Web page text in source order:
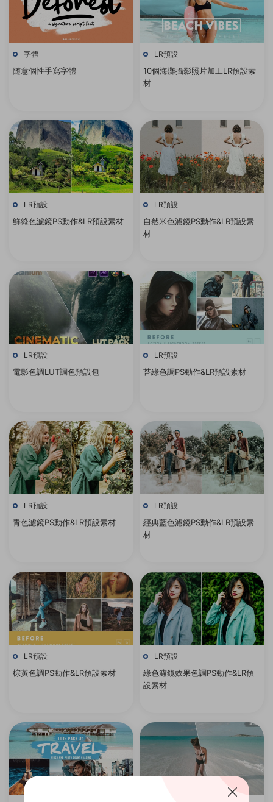
字體
随意個性手寫字體
LR預設
10個海灘攝影照片加工LR預設素
材
LR預設
鮮綠色濾鏡PS動作&LR預設素材
LR預設
自然米色濾鏡PS動作&LR預設素
材
LR預設
電影色調LUT調色預設包
LR預設
苔綠色調PS動作&LR預設素材
LR預設
青色濾鏡PS動作&LR預設素材
LR預設
經典藍色濾鏡PS動作&LR預設素
材
LR預設
棕黃色調PS動作&LR預設素材
LR預設
綠色濾鏡效果色調PS動作&LR預
設素材